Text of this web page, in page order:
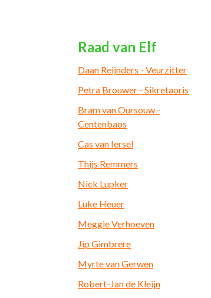
Raad van Elf
Daan Reijnders - Veurzitter
Petra Brouwer - Sikretaoris
Bram van Oursouw -
Centenbaos
Cas van Iersel
Thijs Remmers
Nick Lupker
Luke Heuer
Meggie Verhoeven
Jip Gimbrere
Myrte van Gerwen
Robert-Jan de Kleijn